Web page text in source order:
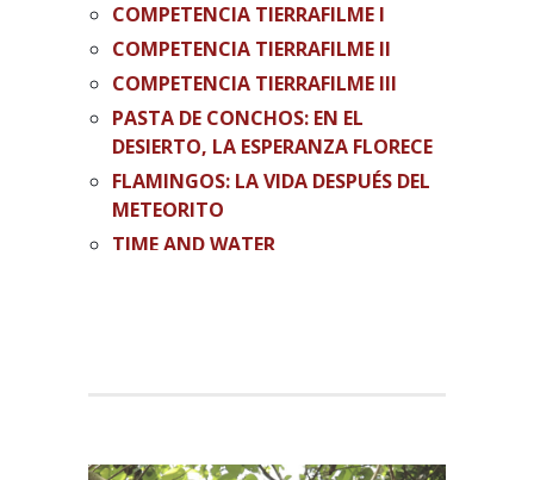
COMPETENCIA TIERRAFILME I
COMPETENCIA TIERRAFILME II
COMPETENCIA TIERRAFILME III
PASTA DE CONCHOS: EN EL
DESIERTO, LA ESPERANZA FLORECE
FLAMINGOS: LA VIDA DESPUÉS DEL
METEORITO
TIME AND WATER